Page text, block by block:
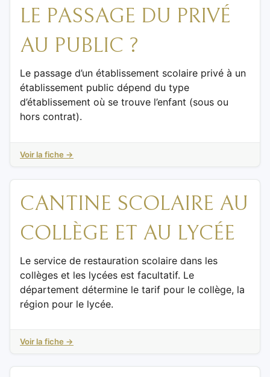
LE PASSAGE DU PRIVÉ
AU PUBLIC ?
Le passage d’un établissement scolaire privé à un
établissement public dépend du type
d’établissement où se trouve l’enfant (sous ou
hors contrat).
Voir la fiche →
CANTINE SCOLAIRE AU
COLLÈGE ET AU LYCÉE
Le service de restauration scolaire dans les
collèges et les lycées est facultatif. Le
département détermine le tarif pour le collège, la
région pour le lycée.
Voir la fiche →